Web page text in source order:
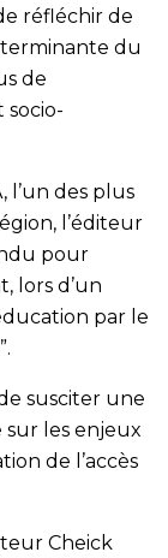
réfléchir de
du
de
l’un des plus
l’éditeur
pour
lors d’un
par le
susciter une
sur les enjeux
de l’accès
Cheick